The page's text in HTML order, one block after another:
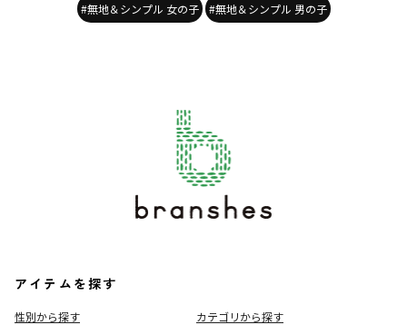
#無地＆シンプル 女の子 #無地＆シンプル 男の子
アイテムを探す
性別から探す
カテゴリから探す